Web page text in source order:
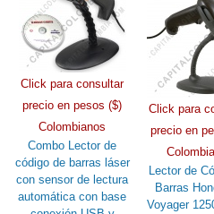
Click para consultar
precio en pesos ($)
Colombianos
Combo Lector de
código de barras láser
con sensor de lectura
automática con base
Click para
precio en
Lector de
Barras
Voyager